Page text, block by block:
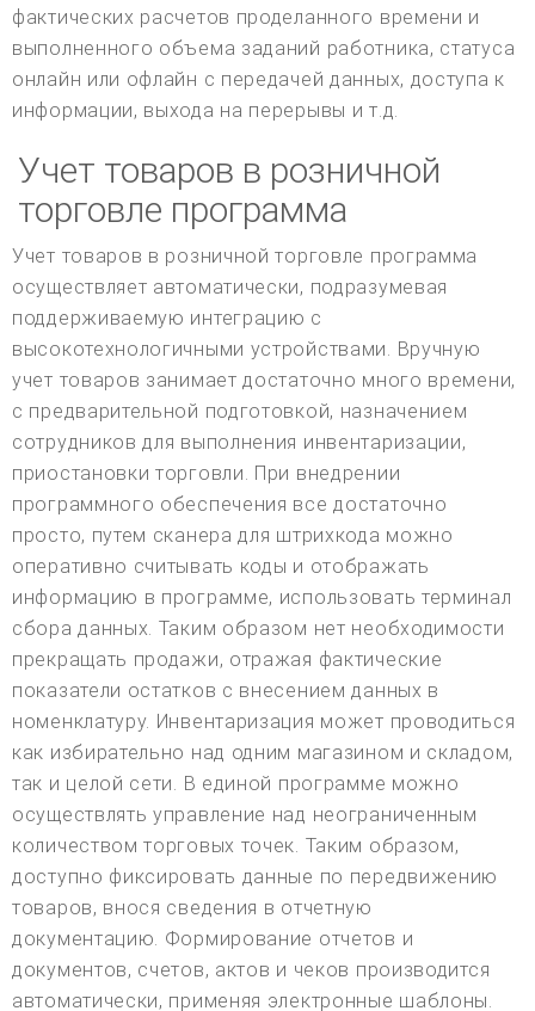
фактических расчетов проделанного времени и
выполненного объема заданий работника, статуса
онлайн или офлайн с передачей данных, доступа к
информации, выхода на перерывы и т.д.
Учет товаров в розничной
торговле программа
Учет товаров в розничной торговле программа
осуществляет автоматически, подразумевая
поддерживаемую интеграцию с
высокотехнологичными устройствами. Вручную
учет товаров занимает достаточно много времени,
с предварительной подготовкой, назначением
сотрудников для выполнения инвентаризации,
приостановки торговли. При внедрении
программного обеспечения все достаточно
просто, путем сканера для штрихкода можно
оперативно считывать коды и отображать
информацию в программе, использовать терминал
сбора данных. Таким образом нет необходимости
прекращать продажи, отражая фактические
показатели остатков с внесением данных в
номенклатуру. Инвентаризация может проводиться
как избирательно над одним магазином и складом,
так и целой сети. В единой программе можно
осуществлять управление над неограниченным
количеством торговых точек. Таким образом,
доступно фиксировать данные по передвижению
товаров, внося сведения в отчетную
документацию. Формирование отчетов и
документов, счетов, актов и чеков производится
автоматически, применяя электронные шаблоны.